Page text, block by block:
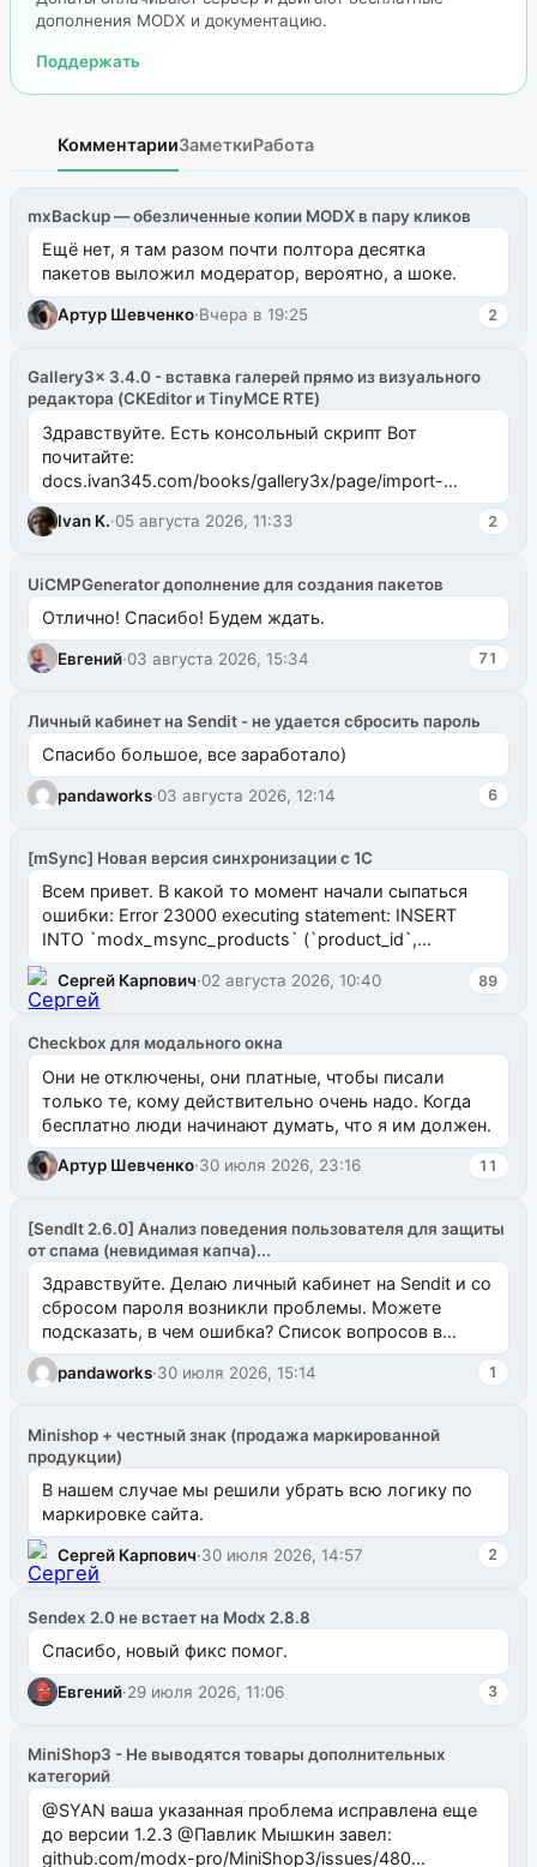
дополнения MODX и документацию.
Поддержать
КомментарииЗаметкиРабота
mxBackup — обезличенные копии MODX в пару кликов
Ещё нет, я там разом почти полтора десятка
пакетов выложил модератор, вероятно, а шоке.
Артур Шевченко·Вчера в 19:25 2
Gallery3x 3.4.0 - вставка галерей прямо из визуального
редактора (CKEditor и TinyMCE RTE)
Здравствуйте. Есть консольный скрипт Вот
почитайте:
docs.ivan345.com/books/gallery3x/page/import-
ms2galleryphp
Ivan K.·05 августа 2026, 11:33 2
UiCMPGenerator дополнение для создания пакетов
Отлично! Спасибо! Будем ждать.
Евгений·03 августа 2026, 15:34 71
Личный кабинет на Sendit - не удается сбросить пароль
Спасибо большое, все заработало)
pandaworks·03 августа 2026, 12:14 6
[mSync] Новая версия синхронизации с 1С
Всем привет. В какой то момент начали сыпаться
ошибки: Error 23000 executing statement: INSERT
INTO `modx_msync_products` (`product_id`,
`uuid_1c`) VALUES ...
Сергей Карпович·02 августа 2026, 10:40 89
Checkbox для модального окна
Они не отключены, они платные, чтобы писали
только те, кому действительно очень надо. Когда
бесплатно люди начинают думать, что я им должен.
Артур Шевченко·30 июля 2026, 23:16 11
[SendIt 2.6.0] Анализ поведения пользователя для защиты
от спама (невидимая капча)...
Здравствуйте. Делаю личный кабинет на Sendit и со
сбросом пароля возникли проблемы. Можете
подсказать, в чем ошибка? Список вопросов в
одноименном разделе на modx.pro пока пуст, и,...
pandaworks·30 июля 2026, 15:14 1
Minishop + честный знак (продажа маркированной
продукции)
В нашем случае мы решили убрать всю логику по
маркировке сайта.
Сергей Карпович·30 июля 2026, 14:57 2
Sendex 2.0 не встает на Modx 2.8.8
Спасибо, новый фикс помог.
Евгений·29 июля 2026, 11:06 3
MiniShop3 - Не выводятся товары дополнительных
категорий
@SYAN ваша указанная проблема исправлена еще
до версии 1.2.3 @Павлик Мышкин завел:
github.com/modx-pro/MiniShop3/issues/480